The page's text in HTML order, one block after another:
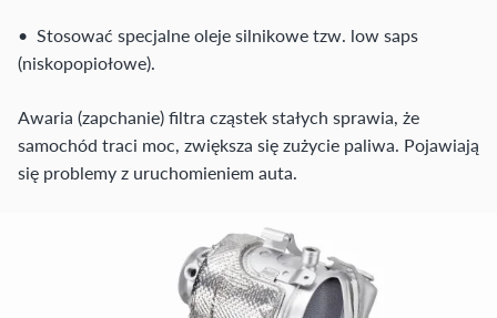
• Stosować specjalne oleje silnikowe tzw. low saps
(niskopopiołowe).
Awaria (zapchanie) filtra cząstek stałych sprawia, że
samochód traci moc, zwiększa się zużycie paliwa. Pojawiają
się problemy z uruchomieniem auta.